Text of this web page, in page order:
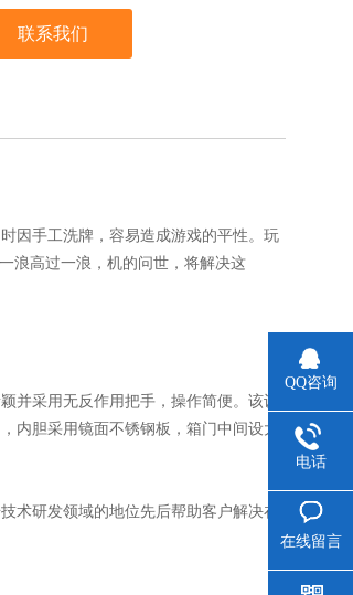
联系我们
因手工洗牌，容易造成游戏的平性。玩
浪高过一浪，机的问世，将解决这
并采用无反作用把手，操作简便。该设
内胆采用镜面不锈钢板，箱门中间设大
术研发领域的地位先后帮助客户解决在
QQ咨询
电话
在线留言